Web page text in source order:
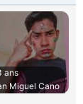
ans
Miguel Cano